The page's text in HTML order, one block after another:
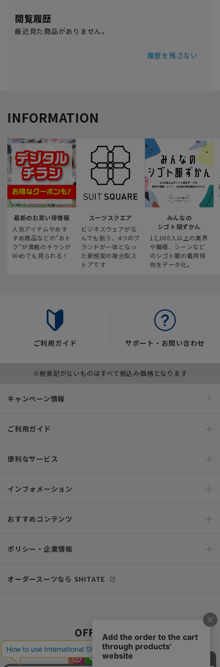
閲覧履歴
最近見た商品がありません。
履歴を残さない
INFORMATION
最新のお買い得情報
人気アイテムやおす
すめ商品などの“おト
ク“が満載のチラシが
Webでも見られる！
スーツスクエア
ビジネスウェアがな
んでも揃う、4つのブ
ランドが一体となっ
た新感覚の複合型ス
トアです
みんなの
シゴト服ずかん
12,000人以上の業界
や職種、シーンなど
のシゴト服の着用傾
向をデータ化。
ご利用ガイド サポート・お問い合わせ
※税表記がないものはすべて税込み価格となります
キャンペーン情報
ご利用ガイド
便利なサービス
インフォメーション
おすすめコンテンツ
ポリシー・企業情報
オーダースーツなら SHITATE
OFFICIAL SNS